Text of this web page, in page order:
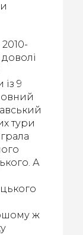
9
тури
А
ж